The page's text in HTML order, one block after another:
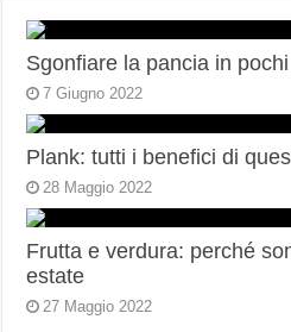
Sgonfiare la pancia in
7 Giugno 2022
Plank: tutti i benefici di
28 Maggio 2022
Frutta e verdura: perché
estate
27 Maggio 2022